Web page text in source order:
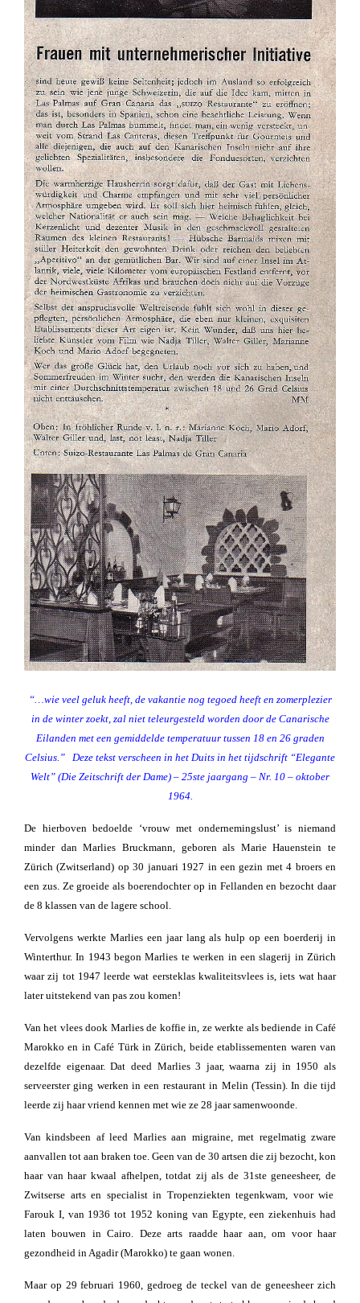
“…wie veel geluk heeft, de vakantie nog tegoed heeft en zomerplezier
in de winter zoekt, zal niet teleurgesteld worden door de Canarische
Eilanden met een gemiddelde temperatuur tussen 18 en 26 graden
Celsius.”
Deze tekst verscheen in het Duits in het tijdschrift “Elegante
Welt” (Die Zeitschrift der Dame) – 25ste jaargang – Nr. 10 – oktober
1964.
De hierboven bedoelde ‘vrouw met ondernemingslust’ is niemand
minder dan Marlies Bruckmann, geboren als Marie Hauenstein te
Zürich (Zwitserland) op 30 januari 1927 in een gezin met 4 broers en
een zus. Ze groeide als boerendochter op in Fellanden en bezocht daar
de 8 klassen van de lagere school.
Vervolgens werkte Marlies een jaar lang als hulp op een boerderij in
Winterthur. In 1943 begon Marlies te werken in een slagerij in Zürich
waar zij tot 1947 leerde wat eersteklas kwaliteitsvlees is, iets wat haar
later uitstekend van pas zou komen!
Van het vlees dook Marlies de koffie in, ze werkte als bediende in Café
Marokko en in Café Türk in Zürich, beide etablissementen waren van
dezelfde eigenaar. Dat deed Marlies 3 jaar, waarna zij in 1950 als
serveerster ging werken in een restaurant in Melin (Tessin). In die tijd
leerde zij haar vriend kennen met wie ze 28 jaar samenwoonde.
Van kindsbeen af leed Marlies aan migraine, met regelmatig zware
aanvallen tot aan braken toe. Geen van de 30 artsen die zij bezocht, kon
haar van haar kwaal afhelpen, totdat zij als de 31ste geneesheer, de
Zwitserse arts en specialist in Tropenziekten tegenkwam, voor wie
Farouk I, van 1936 tot 1952 koning van Egypte, een ziekenhuis had
laten bouwen in Cairo. Deze arts raadde haar aan, om voor haar
gezondheid in Agadir (Marokko) te gaan wonen.
Maar op 29 februari 1960, gedroeg de teckel van de geneesheer zich